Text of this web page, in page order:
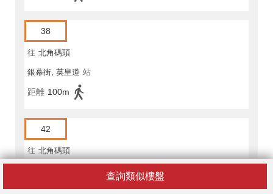
查詢類似樓盤
38
往 北角碼頭
銀幕街, 英皇道 站
距離 100m
42
往 北角碼頭
距離 100m